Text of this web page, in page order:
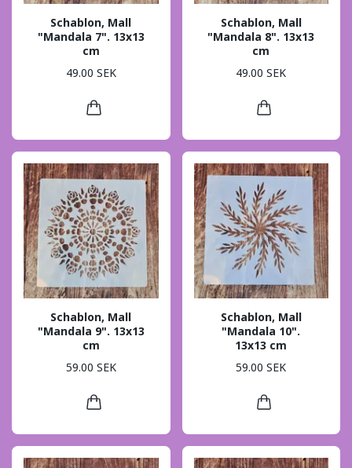
Schablon, Mall
"Mandala 7". 13x13
cm
49.00 SEK
Schablon, Mall
"Mandala 8". 13x13
cm
49.00 SEK
Schablon, Mall
"Mandala 9". 13x13
cm
59.00 SEK
Schablon, Mall
"Mandala 10".
13x13 cm
59.00 SEK